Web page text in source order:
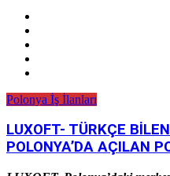
Polonya İş İlanları
LUXOFT- TÜRKÇE
POLONYA’DA AÇILAN